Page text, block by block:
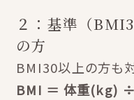
２：基準（
の方
BMI30以上の方も
BMI ＝ 体重(kg)